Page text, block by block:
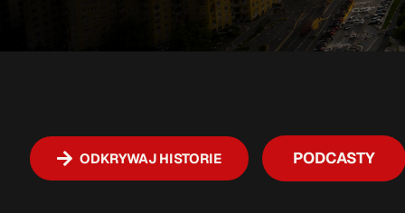
ODKRYWAJ HISTORIE PODCASTY